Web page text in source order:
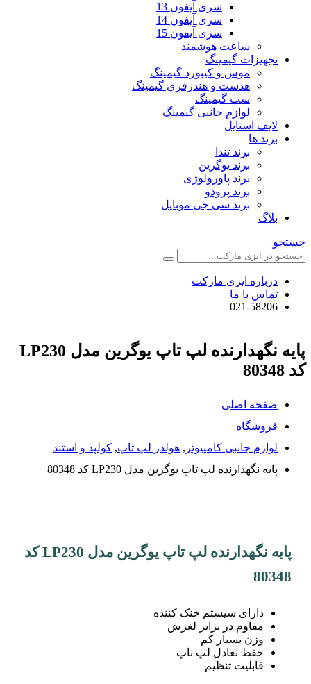
سری آیفون 13
سری آیفون 14
سری آیفون 15
ساعت هوشمند
تجهیزات گیمینگ
موس و کیبورد گیمینگ
هدست و هندزفری گیمینگ
ست گیمینگ
لوازم جانبی گیمینگ
لایف استایل
برند ها
برند تندا
برند یوگرین
برند پاورولوژی
برند پرودو
برند سی جی موبایل
بلاگ
جستجو
درباره ایزی مارکت
تماس با ما
021-58206
پایه نگهدارنده لپ تاپ یوگرین مدل LP230
کد 80348
صفحه اصلی
فروشگاه
لوازم جانبی کامپیوتر , هولدر لپ تاپ, کولپد و استند
پایه نگهدارنده لپ تاپ یوگرین مدل LP230 کد 80348
پایه نگهدارنده لپ تاپ یوگرین مدل LP230 کد
80348
دارای سیستم خنک کننده
مقاوم در برابر لغزش
وزن بسیار کم
حفظ تعادل لپ تاپ
قابلیت تنظیم